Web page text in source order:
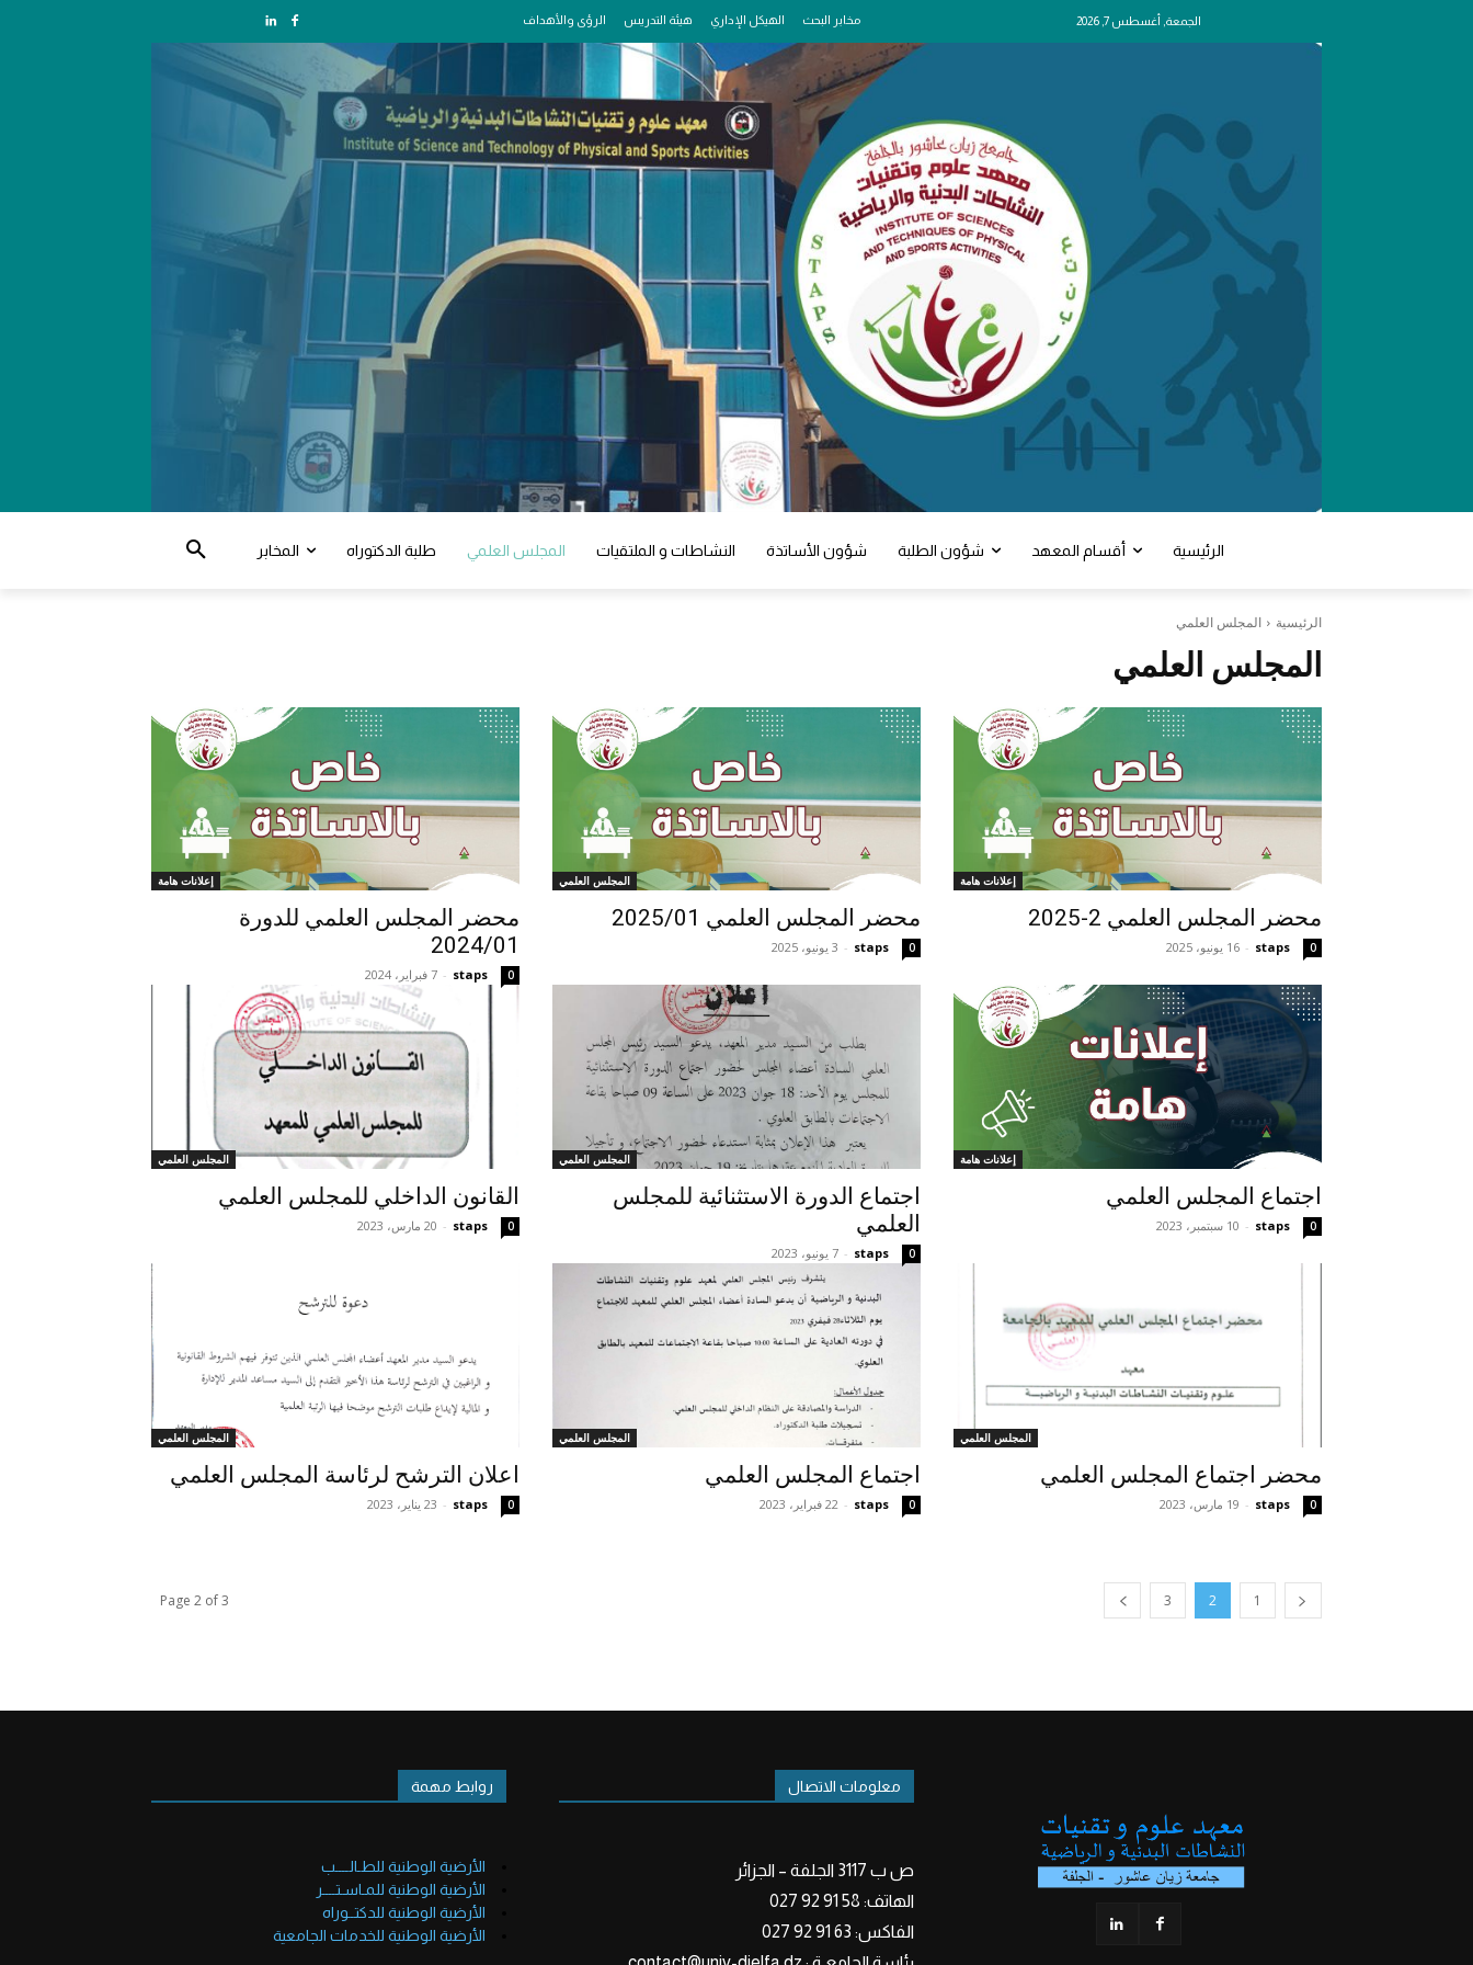
الجمعة, أغسطس 7, 2026 الرؤى والأهداف هيئة التدريس الهيكل الإداري مخابر البحث
الرئيسية أقسام المعهد شؤون الطلبة شؤون الأساتذة النشاطات و الملتقيات المجلس العلمي طلبة الدكتوراه المخابر
الرئيسية المجلس العلمي
المجلس العلمي
إعلانات هامة
محضر المجلس العلمي 2-2025
staps
- 16 يونيو، 2025 0
المجلس العلمي
محضر المجلس العلمي 2025/01
staps
- 3 يونيو، 2025 0
إعلانات هامة
محضر المجلس العلمي للدورة
2024/01
staps
- 7 فبراير، 2024 0
إعلانات هامة
اجتماع المجلس العلمي
staps
- 10 سبتمبر، 2023 0
المجلس العلمي
اجتماع الدورة الاستثنائية للمجلس
العلمي
staps
- 7 يونيو، 2023 0
المجلس العلمي
القانون الداخلي للمجلس العلمي
staps
- 20 مارس، 2023 0
المجلس العلمي
محضر اجتماع المجلس العلمي
staps
- 19 مارس، 2023 0
المجلس العلمي
اجتماع المجلس العلمي
staps
- 22 فبراير، 2023 0
المجلس العلمي
اعلان الترشح لرئاسة المجلس العلمي
staps
- 23 يناير، 2023 0
1
2
3
Page 2 of 3
روابط مهمة
الأرضية الوطنية للطـالــــب
الأرضية الوطنية للمـاسـتــــر
الأرضية الوطنية للدكتــوراه
الأرضية الوطنية للخدمات الجامعية
معلومات الاتصال
ص ب 3117 الجلفة – الجزائر
الهاتف: 58 91 92 027
الفاكس: 63 91 92 027